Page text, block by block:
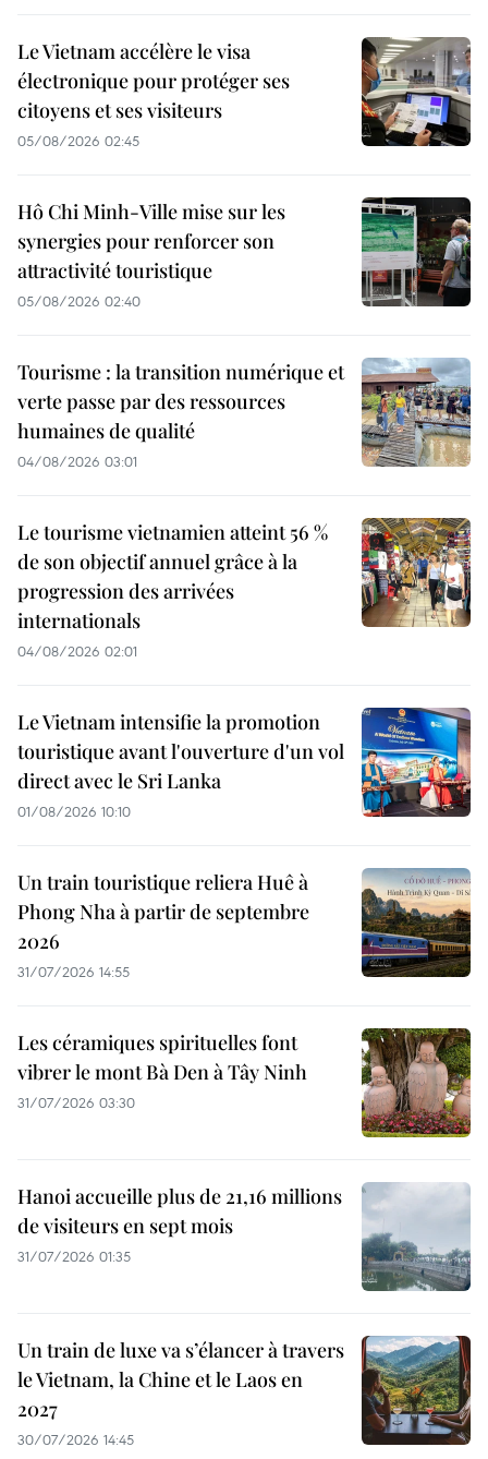
Le Vietnam accélère le visa
électronique pour protéger ses
citoyens et ses visiteurs
05/08/2026 02:45
Hô Chi Minh-Ville mise sur les
synergies pour renforcer son
attractivité touristique
05/08/2026 02:40
Tourisme : la transition numérique et
verte passe par des ressources
humaines de qualité
04/08/2026 03:01
Le tourisme vietnamien atteint 56 %
de son objectif annuel grâce à la
progression des arrivées
internationals
04/08/2026 02:01
Le Vietnam intensifie la promotion
touristique avant l'ouverture d'un vol
direct avec le Sri Lanka
01/08/2026 10:10
Un train touristique reliera Huê à
Phong Nha à partir de septembre
2026
31/07/2026 14:55
Les céramiques spirituelles font
vibrer le mont Bà Den à Tây Ninh
31/07/2026 03:30
Hanoi accueille plus de 21,16 millions
de visiteurs en sept mois ​
31/07/2026 01:35
Un train de luxe va s’élancer à travers
le Vietnam, la Chine et le Laos en
2027
30/07/2026 14:45